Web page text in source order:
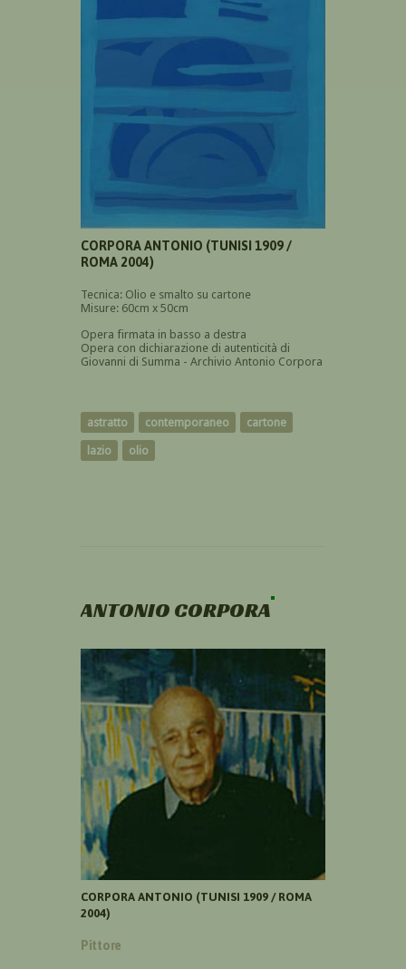
CORPORA ANTONIO (TUNISI 1909 /
ROMA 2004)
Tecnica: Olio e smalto su cartone
Misure: 60cm x 50cm
Opera firmata in basso a destra
Opera con dichiarazione di autenticità di
Giovanni di Summa - Archivio Antonio Corpora
astratto contemporaneo cartone
lazio olio
ANTONIO CORPORA
CORPORA ANTONIO (TUNISI 1909 / ROMA
2004)
Pittore